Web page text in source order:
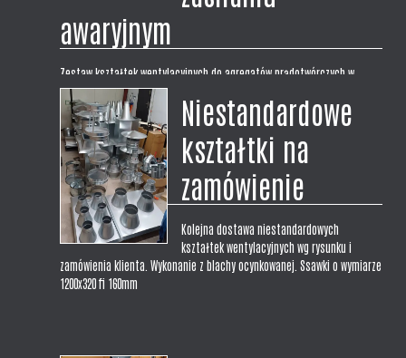
awaryjnym
Zestaw kształtek wentylacyjnych do agregatów prądotwórczych w
zasilaniu awaryjnym. Zrealizowaliśmy dostawę kompletnego zestawu
kształtek wentylacyjnych dla naszego klienta. Zestaw na wymiar do
montażu zasilania awaryjnego z agregatem prądotwórczym w budynku
Urzędu Gminy.
Niestandardowe
kształtki na
zamówienie
Kolejna dostawa niestandardowych
kształtek wentylacyjnych wg rysunku i
zamówienia klienta. Wykonanie z blachy ocynkowanej. Ssawki o wymiarze
1200x320 fi 160mm